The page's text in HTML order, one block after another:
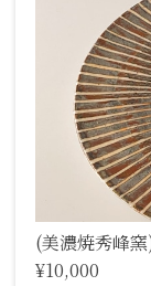
(美濃焼秀峰
¥10,000